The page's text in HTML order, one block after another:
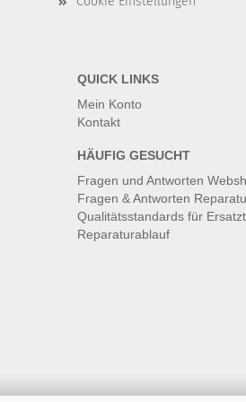
QUICK LINKS
Mein Konto
Kontakt
HÄUFIG GESUCHT
Fragen und Antworten
Fragen & Antworten
Qualitätsstandards für
Reparaturablauf